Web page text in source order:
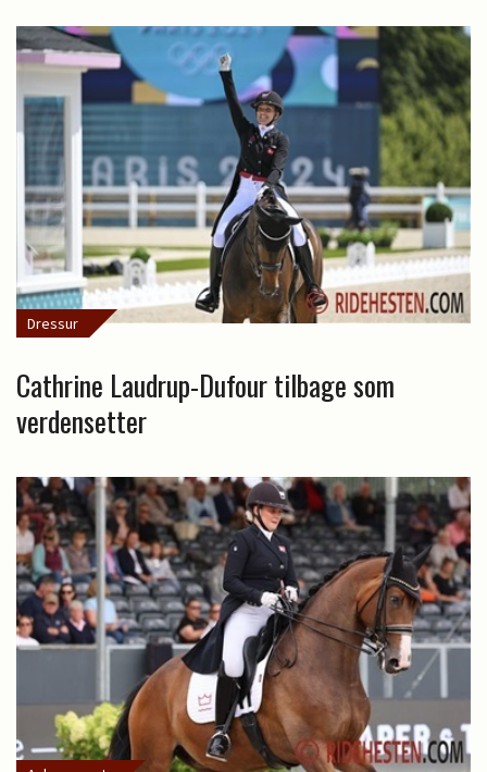
Dressur
Cathrine Laudrup-Dufour tilbage som
verdensetter